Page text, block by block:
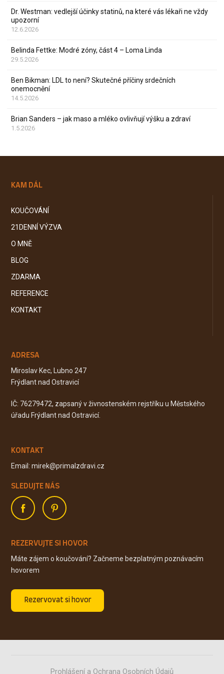
Dr. Westman: vedlejší účinky statinů, na které vás lékaři ne vždy
upozorní
12.6.2026
Belinda Fettke: Modré zóny, část 4 – Loma Linda
29.5.2026
Ben Bikman: LDL to není? Skutečné příčiny srdečních
onemocnění
14.5.2026
Brian Sanders – jak maso a mléko ovlivňují výšku a zdraví
1.5.2026
KAM DÁL
KOUČOVÁNÍ
21DENNÍ VÝZVA
O MNĚ
BLOG
ZDARMA
REFERENCE
KONTAKT
ADRESA
Miroslav Kec, Lubno 247
Frýdlant nad Ostravicí
IČ: 76279472, zapsaný v živnostenském rejstříku u Městského
úřadu Frýdlant nad Ostravicí.
KONTAKT
Email: mirek@primalzdravi.cz
SLEDUJTE NÁS
REZERVUJTE SI HOVOR
Máte zájem o koučování? Začneme bezplatným poznávacím
hovorem
Rezervovat si hovor
Prohlášení a Ochrana Osobních Údajů